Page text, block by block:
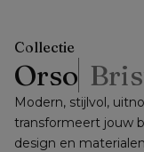
Collectie
Orso
Modern, stijlvol,
transformeert jouw
design en